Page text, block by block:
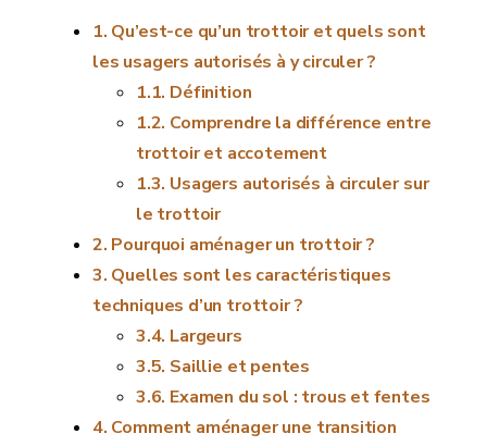
Qu’est-ce qu’un trottoir et quels sont
les usagers autorisés à y circuler ?
Définition
Comprendre la différence entre
trottoir et accotement
Usagers autorisés à circuler sur
le trottoir
Pourquoi aménager un trottoir ?
Quelles sont les caractéristiques
techniques d’un trottoir ?
Largeurs
Saillie et pentes
Examen du sol : trous et fentes
Comment aménager une transition